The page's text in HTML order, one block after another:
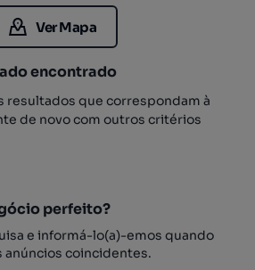
Ver Mapa
encontrado
resultados que correspondam à
de novo com outros critérios
perfeito?
e informá-lo(a)-emos quando
anúncios coincidentes.